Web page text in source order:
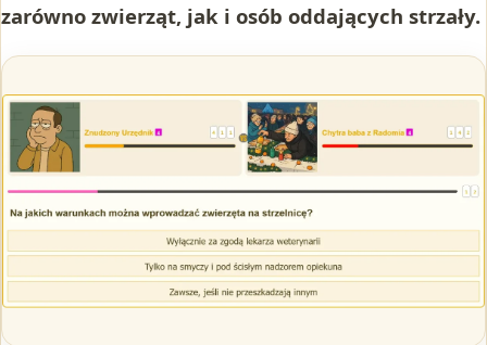
zarówno zwierząt, jak i osób oddających strzały.